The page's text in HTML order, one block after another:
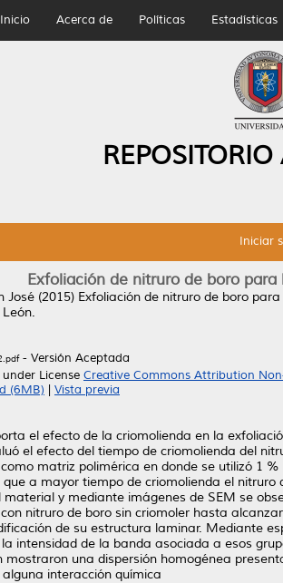
Inicio Acerca de Políticas Estadísticas
Iniciar
Exfoliación de nitruro de boro
José (2015) Exfoliación de nitruro de boro
- Versión Aceptada
License Creative Commons Attribution
(6MB)
Vista previa
el efecto de la criomolienda en la
el efecto del tiempo de criomolienda del
matriz polimérica en donde se utilizó 1
a mayor tiempo de criomolienda el
material y mediante imágenes de SEM se
nitruro de boro sin criomoler hasta
de su estructura laminar. Mediante
intensidad de la banda asociada a esos
mostraron una dispersión homogénea
interacción química